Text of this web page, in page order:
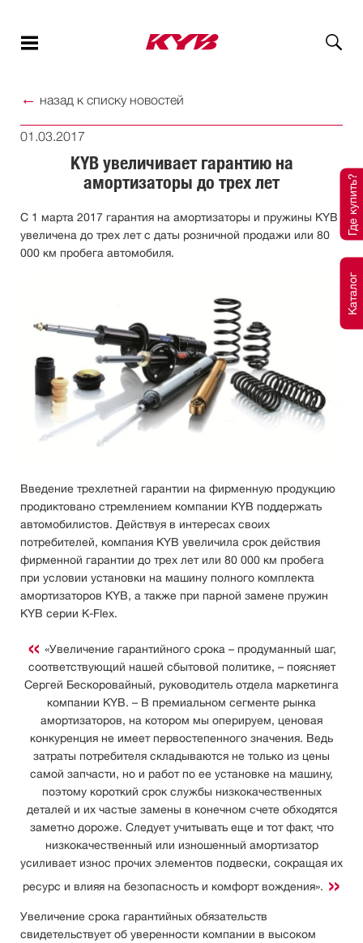
Где купить?
Каталог
← назад к списку новостей
01.03.2017
KYB увеличивает гарантию на
амортизаторы до трех лет
С 1 марта 2017 гарантия на амортизаторы и пружины KYB
увеличена до трех лет с даты розничной продажи или 80
000 км пробега автомобиля.
Введение трехлетней гарантии на фирменную продукцию
продиктовано стремлением компании KYB поддержать
автомобилистов. Действуя в интересах своих
потребителей, компания KYB увеличила срок действия
фирменной гарантии до трех лет или 80 000 км пробега
при условии установки на машину полного комплекта
амортизаторов KYB, а также при парной замене пружин
KYB серии K-Flex.
«Увеличение гарантийного срока – продуманный шаг,
соответствующий нашей сбытовой политике, – поясняет
Сергей Бескоровайный, руководитель отдела маркетинга
компании KYB. – В премиальном сегменте рынка
амортизаторов, на котором мы оперируем, ценовая
конкуренция не имеет первостепенного значения. Ведь
затраты потребителя складываются не только из цены
самой запчасти, но и работ по ее установке на машину,
поэтому короткий срок службы низкокачественных
деталей и их частые замены в конечном счете обходятся
заметно дороже. Следует учитывать еще и тот факт, что
низкокачественный или изношенный амортизатор
усиливает износ прочих элементов подвески, сокращая их
ресурс и влияя на безопасность и комфорт вождения».
Увеличение срока гарантийных обязательств
свидетельствует об уверенности компании в высоком